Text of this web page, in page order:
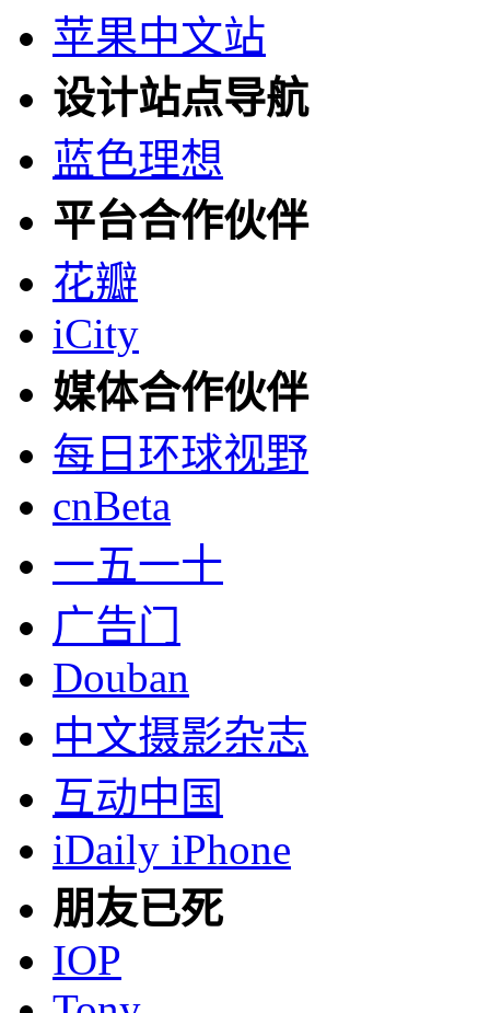
苹果中文站
设计站点导航
蓝色理想
平台合作伙伴
花瓣
iCity
媒体合作伙伴
每日环球视野
cnBeta
一五一十
广告门
Douban
中文摄影杂志
互动中国
iDaily iPhone
朋友已死
IOP